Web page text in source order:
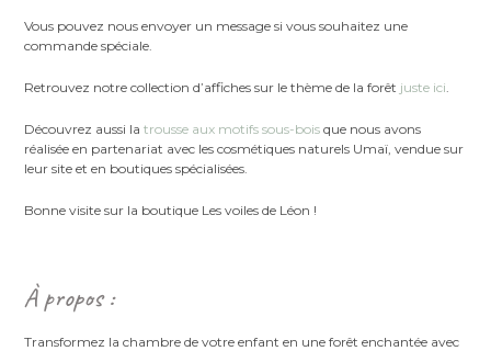
Vous pouvez nous envoyer un message si vous souhaitez une
commande spéciale.
Retrouvez notre collection d’affiches sur le thème de la forêt juste ici
Découvrez aussi latrousse aux motifs sous-bois que nous avons
réalisée en partenariat avec les cosmétiques naturels Umaï, vendue sur
leur site et en boutiques spécialisées.
Bonne visite sur la boutique Les voiles de Léon !
À propos :
Transformez la chambre de votre enfant en une forêt enchantée avec